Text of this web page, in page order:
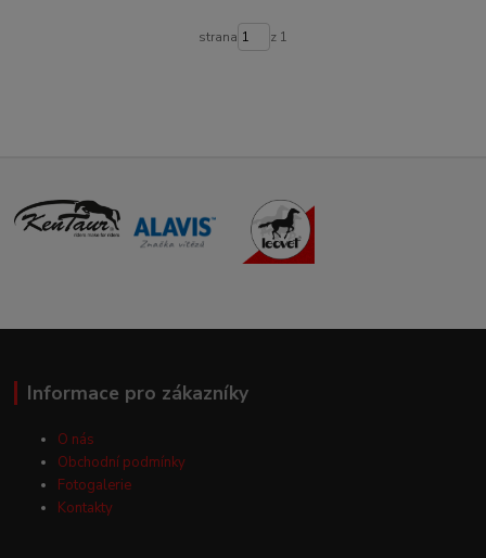
strana z 1
Informace pro zákazníky
O nás
Obchodní podmínky
Fotogalerie
Kontakty